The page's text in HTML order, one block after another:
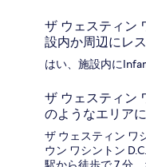
ザ ウェスティン
設内か周辺にレ
はい、施設内に
ザ ウェスティン
のようなエリア
ザ ウェスティン ワ
ウン ワシントン